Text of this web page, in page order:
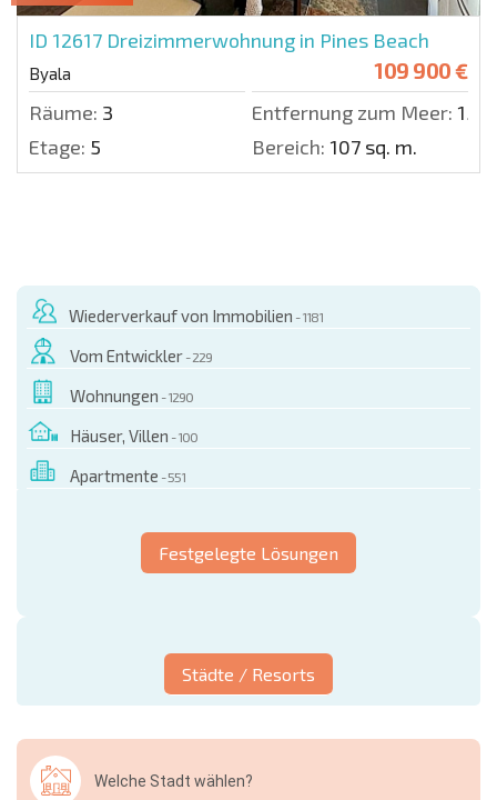
ID 12617 Dreizimmerwohnung in Pines Beach
Byala 109 900 €
Räume: 3 Entfernung zum Meer: 150
Etage: 5 Bereich: 107 sq. m.
Wiederverkauf von Immobilien - 1181
Vom Entwickler - 229
Wohnungen - 1290
Häuser, Villen - 100
Apartmente - 551
Festgelegte Lösungen
Städte / Resorts
Welche Stadt wählen?